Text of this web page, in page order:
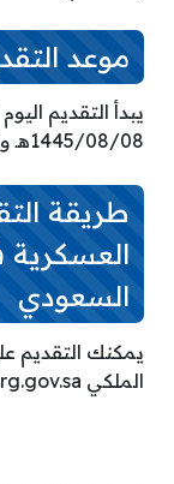
موعد
1445/08/08هـ ولمدة أسبوع من تاريخه.
طريقة
السعودي
يمكنك
الملكي https://irec.srg.gov.sa/